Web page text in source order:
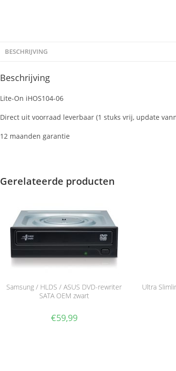
BESCHRIJVING
Beschrijving
Lite-On iHOS104-06
Direct uit voorraad leverbaar (1 stuks vrij, update
12 maanden garantie
Gerelateerde producten
Samsung / HLDS / ASUS DVD-rewriter
SATA OEM zwart
€59,99
Ultra